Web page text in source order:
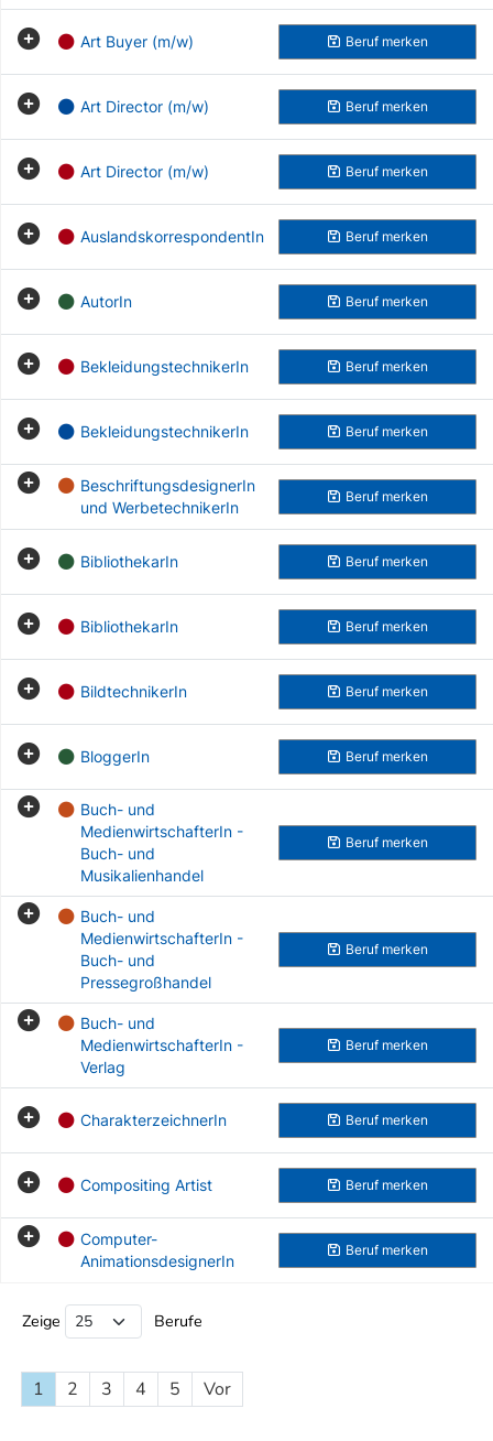
Art Buyer (m/w) Beruf merken
Art Director (m/w) Beruf merken
Art Director (m/w) Beruf merken
AuslandskorrespondentIn Beruf merken
AutorIn Beruf merken
BekleidungstechnikerIn Beruf merken
BekleidungstechnikerIn Beruf merken
BeschriftungsdesignerIn
und WerbetechnikerIn
Beruf merken
BibliothekarIn Beruf merken
BibliothekarIn Beruf merken
BildtechnikerIn Beruf merken
BloggerIn Beruf merken
Buch- und
MedienwirtschafterIn -
Buch- und
Musikalienhandel
Beruf merken
Buch- und
MedienwirtschafterIn -
Buch- und
Pressegroßhandel
Beruf merken
Buch- und
MedienwirtschafterIn -
Verlag
Beruf merken
CharakterzeichnerIn Beruf merken
Compositing Artist Beruf merken
Computer-
AnimationsdesignerIn
Beruf merken
Zeige Berufe
1 2 3 4 5 Vor